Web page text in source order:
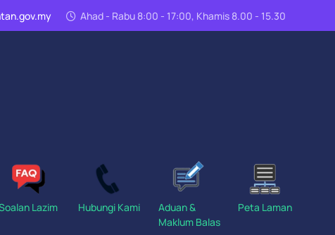
Ahad - Rabu 8:00 - 17:00, Khamis 8.00 - 15.30
Lazim Hubungi Kami
Aduan &
Maklum Balas
Peta Laman